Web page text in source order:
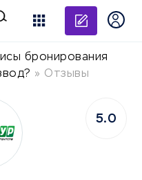
бронирования
» Отзывы
5.0